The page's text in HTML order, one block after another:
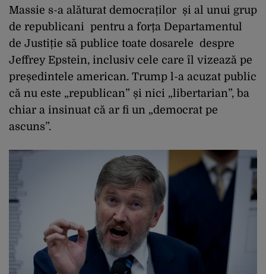
Massie s-a alăturat democraților și al unui grup
de republicani pentru a forța Departamentul
de Justiție să publice toate dosarele despre
Jeffrey Epstein, inclusiv cele care îl vizează pe
președintele american. Trump l-a acuzat public
că nu este „republican” și nici „libertarian”, ba
chiar a insinuat că ar fi un „democrat pe
ascuns”.